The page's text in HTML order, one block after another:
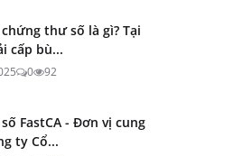
thư số là gì? Tại
cấp bù...
0 92
FastCA - Đơn vị cung
ty Cổ...